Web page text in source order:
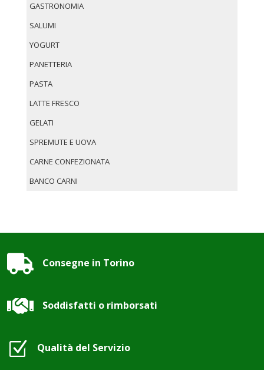
GASTRONOMIA
SALUMI
YOGURT
PANETTERIA
PASTA
LATTE FRESCO
GELATI
SPREMUTE E UOVA
CARNE CONFEZIONATA
BANCO CARNI
 Consegne in Torino
 Soddisfatti o rimborsati
Z Qualità del Servizio